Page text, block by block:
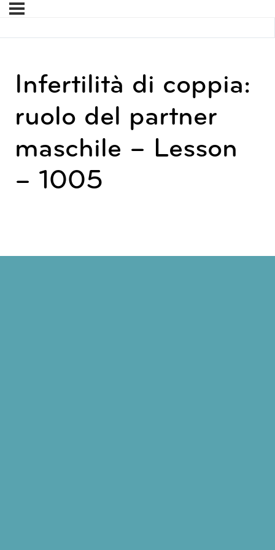
Infertilità di coppia:
ruolo del partner
maschile – Lesson
– 1005